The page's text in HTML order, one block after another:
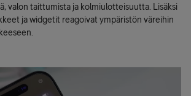
valon taittumista ja kolmiulotteisuutta. Lisäksi
ja widgetit reagoivat ympäristön väreihin